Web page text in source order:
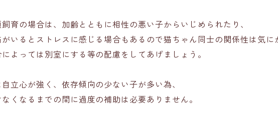
飼育の場合は、加齢とともに相性の悪い子からいじめられたり、
がいるとストレスに感じる場合もあるので猫ちゃん同士の関係性は気に
によっては別室にする等の配慮をしてあげましょう。
立心が強く、依存傾向の少ない子が多い為、
くなるまでの間に過度の補助は必要ありません。